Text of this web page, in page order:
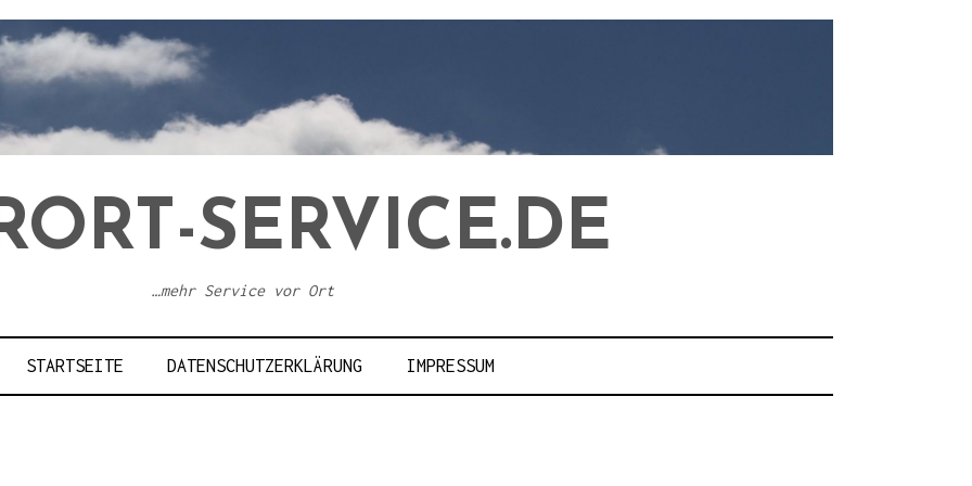
SERVICE.DE
…mehr Service vor Ort
STARTSEITE DATENSCHUTZERKLÄRUNG IMPRESSUM